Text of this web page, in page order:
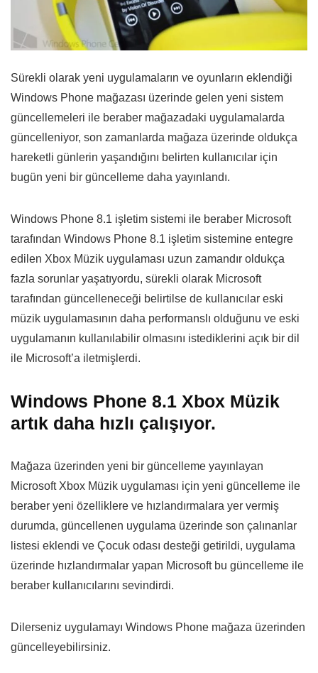
Sürekli olarak yeni uygulamaların ve oyunların eklendiği
Windows Phone mağazası üzerinde gelen yeni sistem
güncellemeleri ile beraber mağazadaki uygulamalarda
güncelleniyor, son zamanlarda mağaza üzerinde oldukça
hareketli günlerin yaşandığını belirten kullanıcılar için
bugün yeni bir güncelleme daha yayınlandı.
Windows Phone 8.1 işletim sistemi ile beraber Microsoft
tarafından Windows Phone 8.1 işletim sistemine entegre
edilen Xbox Müzik uygulaması uzun zamandır oldukça
fazla sorunlar yaşatıyordu, sürekli olarak Microsoft
tarafından güncelleneceği belirtilse de kullanıcılar eski
müzik uygulamasının daha performanslı olduğunu ve eski
uygulamanın kullanılabilir olmasını istediklerini açık bir dil
ile Microsoft’a iletmişlerdi.
Windows Phone 8.1 Xbox Müzik
artık daha hızlı çalışıyor.
Mağaza üzerinden yeni bir güncelleme yayınlayan
Microsoft Xbox Müzik uygulaması için yeni güncelleme ile
beraber yeni özelliklere ve hızlandırmalara yer vermiş
durumda, güncellenen uygulama üzerinde son çalınanlar
listesi eklendi ve Çocuk odası desteği getirildi, uygulama
üzerinde hızlandırmalar yapan Microsoft bu güncelleme ile
beraber kullanıcılarını sevindirdi.
Dilerseniz uygulamayı Windows Phone mağaza üzerinden
güncelleyebilirsiniz.